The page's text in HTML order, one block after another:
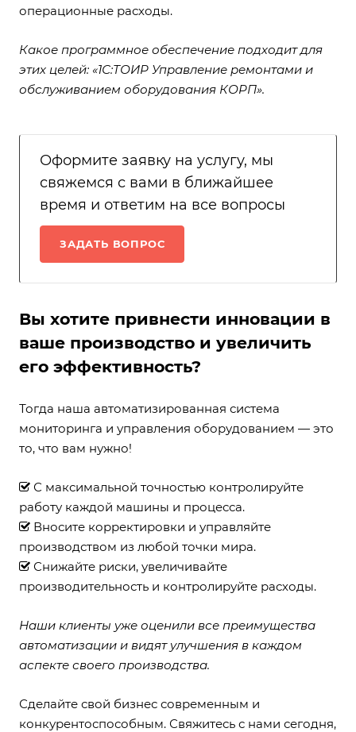
операционные расходы.
Какое программное обеспечение подходит для
этих целей: «1С:ТОИР Управление ремонтами и
обслуживанием оборудования КОРП».
Оформите заявку на услугу, мы
свяжемся с вами в ближайшее
время и ответим на все вопросы
ЗАДАТЬ ВОПРОС
Вы хотите привнести инновации в
ваше производство и увеличить
его эффективность?
Тогда наша автоматизированная система
мониторинга и управления оборудованием — это
то, что вам нужно!
С максимальной точностью контролируйте
работу каждой машины и процесса.
Вносите корректировки и управляйте
производством из любой точки мира.
Снижайте риски, увеличивайте
производительность и контролируйте расходы.
Наши клиенты уже оценили все преимущества
автоматизации и видят улучшения в каждом
аспекте своего производства.
Сделайте свой бизнес современным и
конкурентоспособным. Свяжитесь с нами сегодня,